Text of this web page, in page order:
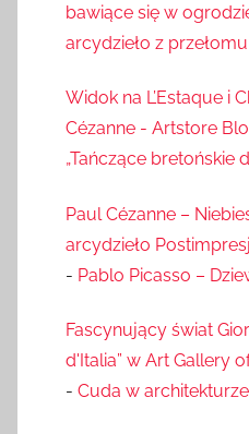
bawiące się w
arcydzieło z
Widok na L’Estaque i
Cézanne - Artstore
„Tańczące bretońskie
Paul Cézanne –
arcydzieło
- Pablo Picasso –
Fascynujący świat
d'Italia” w Art Gallery
- Cuda w